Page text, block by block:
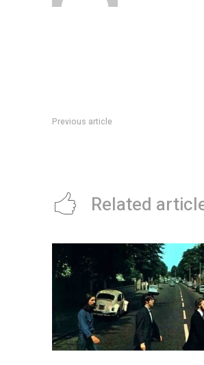
Previous article
Related